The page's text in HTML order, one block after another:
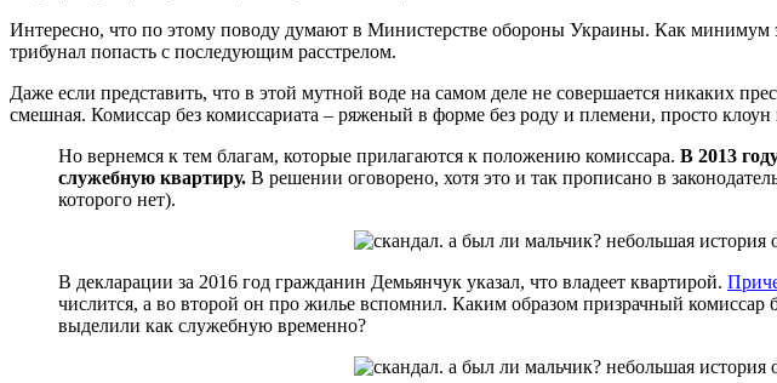
Интересно, что по этому поводу думают в Министерстве обороны Украины. Как минимум
трибунал попасть с последующим расстрелом.
Даже если представить, что в этой мутной воде на самом деле не совершается никаких
смешная. Комиссар без комиссариата – ряженый в форме без роду и племени, просто клоун
Но вернемся к тем благам, которые прилагаются к положению комиссара. В 2013
служебную квартиру. В решении оговорено, хотя это и так прописано в
которого нет).
В декларации за 2016 год гражданин Демьянчук указал, что владеет квартирой.
числится, а во второй он про жилье вспомнил. Каким образом призрачный комиссар
выделили как служебную временно?